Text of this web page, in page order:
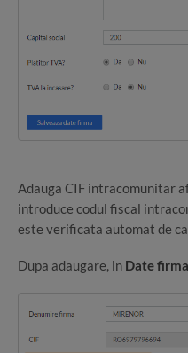
Adauga CIF intracomunitar
introduce codul fiscal
este verificata automat de
Dupa adaugare, in Date firma